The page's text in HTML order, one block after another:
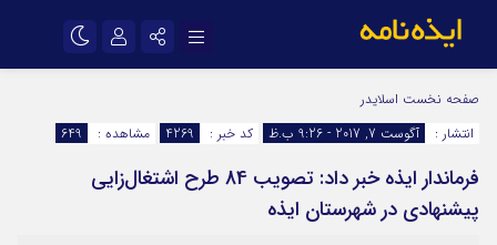
اینستاگرام
سروش
ایتا
آپارات
اپلیکیشن رمز عبور
صفحه نخست اسلایدر
انتشار :
آگوست 7, 2017 - 9:26 ب.ظ کد خبر : 4269 مشاهده : 649
فرماندار ایذه خبر داد: تصویب 84 طرح اشتغال‌زایی
پیشنهادی در شهرستان ایذه